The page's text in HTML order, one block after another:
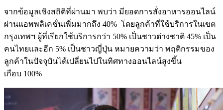
จากข้อมูลเชิงสถิติที่ผ่านมา พบว่า มียอดการสั่งอาหารออนไลน์
ผ่านแอพพลิเคชั่นเพิ่มมากถึง 40% โดยลูกค้าที่ใช้บริการในเขต
กรุงเทพฯ ผู้ที่เรียกใช้บริการกว่า 50% เป็นชาวต่างชาติ 45% เป็น
คนไทยและอีก 5% เป็นชาวญี่ปุ่น หมายความว่า พฤติกรรมของ
ลูกค้าในปัจจุบันได้เปลี่ยนไปในทิศทางออนไลน์สูงขึ้น
เกือบ 100%